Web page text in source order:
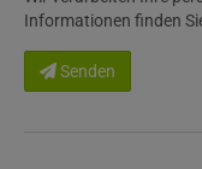
Informationen finden
Senden